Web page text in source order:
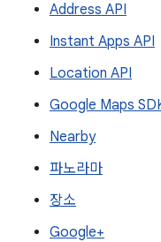
Address API
Instant Apps API
Location API
Google Maps
Nearby
파노라마
장소
Google+